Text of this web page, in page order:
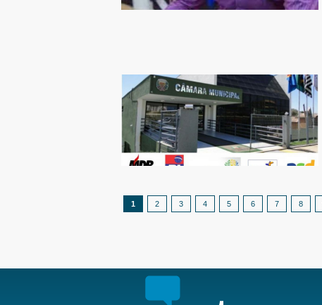
1 2 3 4 5 6 7 8